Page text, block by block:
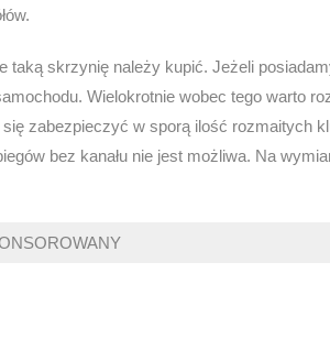
taką skrzynię należy kupić. Jeżeli
Wielokrotnie wobec tego warto
zabezpieczyć w sporą ilość rozmaitych
bez kanału nie jest możliwa. Na